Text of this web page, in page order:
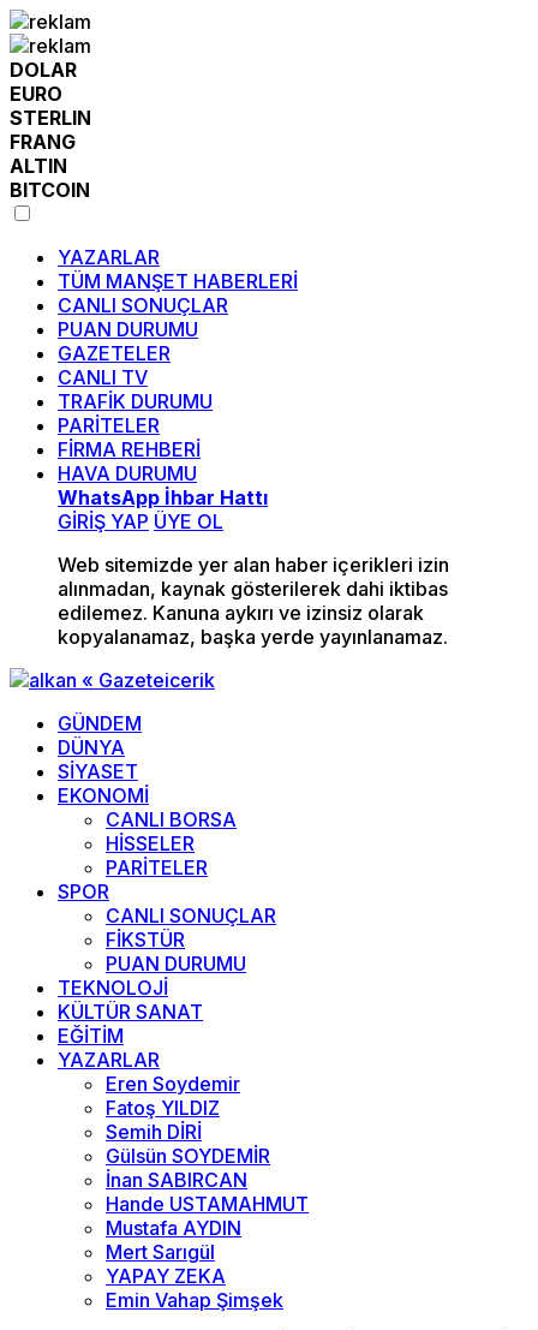
DOLAR
EURO
STERLIN
FRANG
ALTIN
BITCOIN
YAZARLAR
TÜM MANŞET HABERLERİ
CANLI SONUÇLAR
PUAN DURUMU
GAZETELER
CANLI TV
TRAFİK DURUMU
PARİTELER
FİRMA REHBERİ
HAVA DURUMU
WhatsApp İhbar Hattı
GİRİŞ YAP ÜYE OL
Web sitemizde yer alan haber içerikleri izin
alınmadan, kaynak gösterilerek dahi iktibas
edilemez. Kanuna aykırı ve izinsiz olarak
kopyalanamaz, başka yerde yayınlanamaz.
GÜNDEM
DÜNYA
SİYASET
EKONOMİ
CANLI BORSA
HİSSELER
PARİTELER
SPOR
CANLI SONUÇLAR
FİKSTÜR
PUAN DURUMU
TEKNOLOJİ
KÜLTÜR SANAT
EĞİTİM
YAZARLAR
Eren Soydemir
Fatoş YILDIZ
Semih DİRİ
Gülsün SOYDEMİR
İnan SABIRCAN
Hande USTAMAHMUT
Mustafa AYDIN
Mert Sarıgül
YAPAY ZEKA
Emin Vahap Şimşek